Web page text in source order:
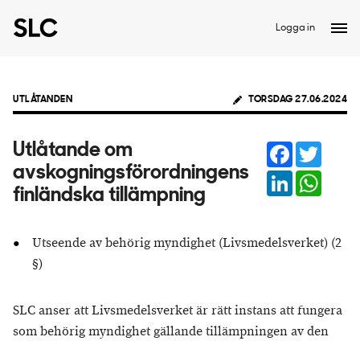
Logga in
UTLÅTANDEN TORSDAG 27.06.2024
Utlåtande om
avskogningsförordningens
finländska tillämpning
Facebook
LinkedIn
Utseende av behörig myndighet (Livsmedelsverket) (2
§)
SLC anser att Livsmedelsverket är rätt instans att fungera
som behörig myndighet gällande tillämpningen av den